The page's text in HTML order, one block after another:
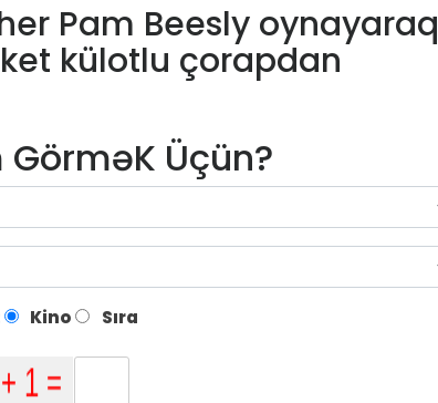
Pam Beesly oynayaraq
külotlu çorapdan
GörməK Üçün?
Kino Sıra